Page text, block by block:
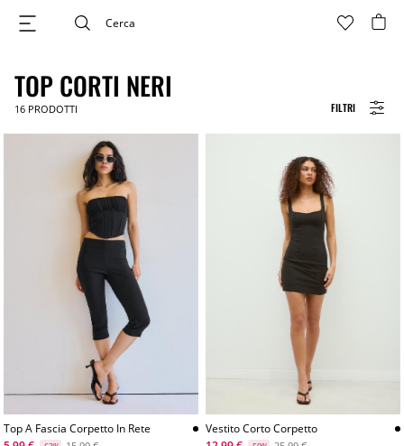
FILTRI
TOP CORTI NERI
16 PRODOTTI
Top A Fascia Corpetto In Rete
Vestito Corto Corpetto